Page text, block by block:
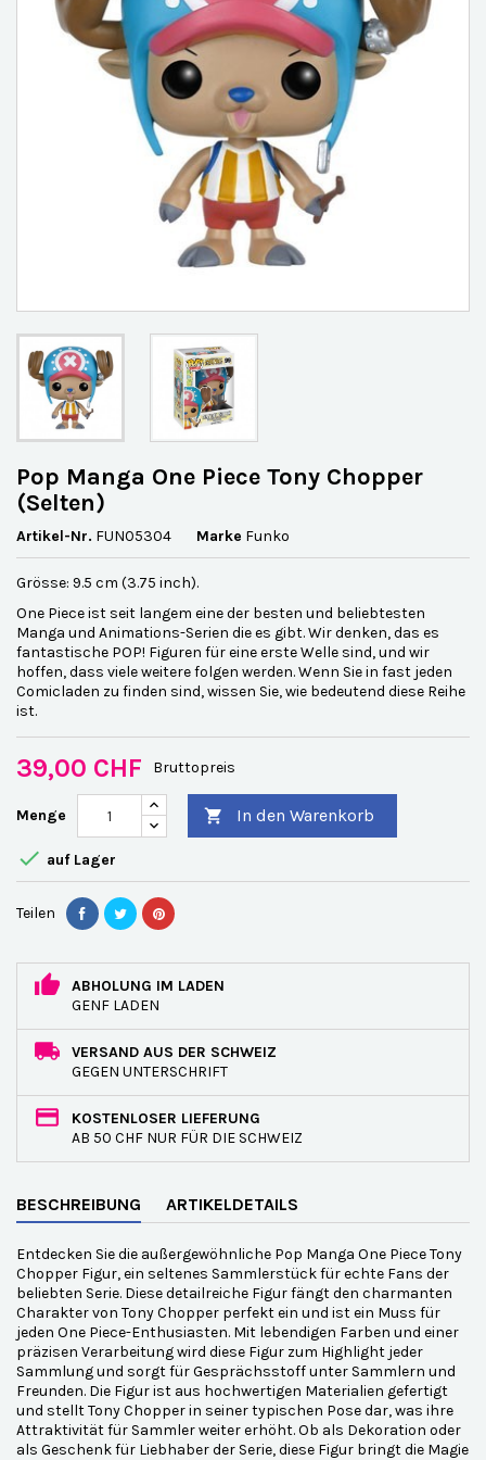
Pop Manga One Piece Tony Chopper
(Selten)
Artikel-Nr. FUN05304 Marke Funko
Grösse: 9.5 cm (3.75 inch).
One Piece ist seit langem eine der besten und beliebtesten
Manga und Animations-Serien die es gibt. Wir denken, das es
fantastische POP! Figuren für eine erste Welle sind, und wir
hoffen, dass viele weitere folgen werden. Wenn Sie in fast jeden
Comicladen zu finden sind, wissen Sie, wie bedeutend diese Reihe
ist.
39,00 CHF Bruttopreis
Menge  In den Warenkorb
 auf Lager
Teilen
ABHOLUNG IM LADEN
GENF LADEN
VERSAND AUS DER SCHWEIZ
GEGEN UNTERSCHRIFT
KOSTENLOSER LIEFERUNG
AB 50 CHF NUR FÜR DIE SCHWEIZ
BESCHREIBUNG ARTIKELDETAILS
Entdecken Sie die außergewöhnliche Pop Manga One Piece Tony
Chopper Figur, ein seltenes Sammlerstück für echte Fans der
beliebten Serie. Diese detailreiche Figur fängt den charmanten
Charakter von Tony Chopper perfekt ein und ist ein Muss für
jeden One Piece-Enthusiasten. Mit lebendigen Farben und einer
präzisen Verarbeitung wird diese Figur zum Highlight jeder
Sammlung und sorgt für Gesprächsstoff unter Sammlern und
Freunden. Die Figur ist aus hochwertigen Materialien gefertigt
und stellt Tony Chopper in seiner typischen Pose dar, was ihre
Attraktivität für Sammler weiter erhöht. Ob als Dekoration oder
als Geschenk für Liebhaber der Serie, diese Figur bringt die Magie